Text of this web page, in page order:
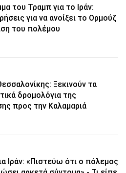
του Τραμπ για το Ιράν:
για να ανοίξει το Ορμούζ
του πολέμου
Ξεκινούν τα
δρομολόγια της
προς την Καλαμαριά
Ιράν: «Πιστεύω ότι ο πόλεμος